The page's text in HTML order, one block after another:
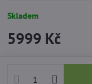
Skladem
5999 Kč